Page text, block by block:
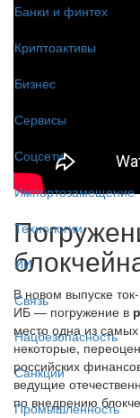
Банки и финтех
Криптоактивы
Бизнес
Сервисы
Соцсети
Импортозамещение
Технологии
ИИ
Связь
Нацбезопасность
Санкции
Промышленность
В новом выпуске
ИБ — погружение в
место одна из
некоторые,
российских
ведущие
по внедрению